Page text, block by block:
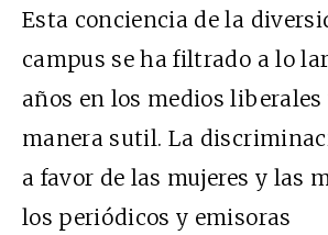
Esta conciencia de la
campus se ha filtrado a lo
años en los medios liberales
manera sutil. La
a favor de las mujeres y las
los periódicos y emisoras